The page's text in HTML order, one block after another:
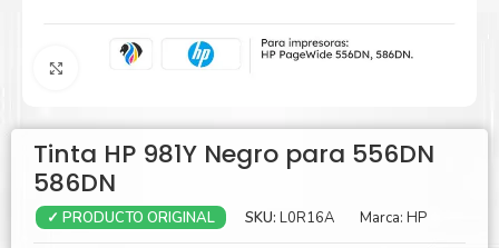
Agrandar
Tinta HP 981Y Negro para 556DN
586DN
✓ PRODUCTO ORIGINAL SKU: L0R16A Marca: HP